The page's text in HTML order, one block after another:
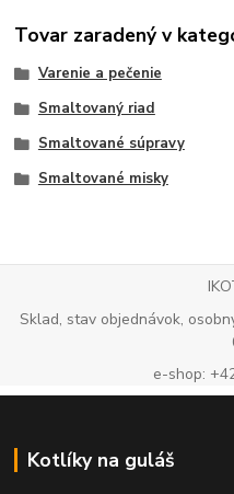
Tovar zaradený v
Varenie a pečenie
Smaltovaný riad
Smaltované súpravy
Smaltované misky
Sklad, stav objednávok,
e-shop:
Kotlíky na guláš